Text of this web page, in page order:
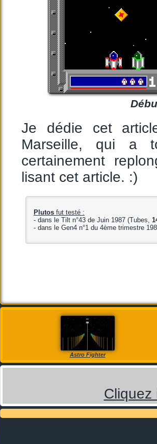
Je dédie cet
Marseille, qui a
certainement
lisant cet article. :)
Plutos fut testé :
- dans le Tilt n°43 de Juin 1987 (Tubes,
- dans le Gen4 n°1 du 4ème trimestre
Astro Fighter
Cliquez